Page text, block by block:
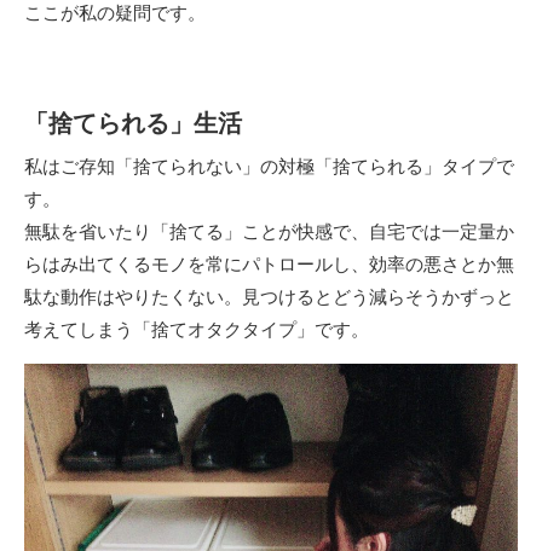
ここが私の疑問です。
「捨てられる」生活
私はご存知「捨てられない」の対極「捨てられる」タイプで
す。
無駄を省いたり「捨てる」ことが快感で、自宅では一定量か
らはみ出てくるモノを常にパトロールし、効率の悪さとか無
駄な動作はやりたくない。見つけるとどう減らそうかずっと
考えてしまう「捨てオタクタイプ」です。